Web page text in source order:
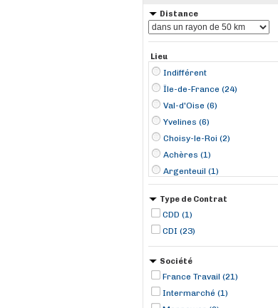
Distance
Lieu
Indifférent
Île-de-France (24)
Val-d'Oise (6)
Yvelines (6)
Choisy-le-Roi (2)
Achères (1)
Argenteuil (1)
Aubergenville (1)
Chambourcy (1)
Goussainville (1)
Gretz-Armainvilliers (1)
Type de Contrat
CDD (1)
CDI (23)
Société
France Travail (21)
Intermarché (1)